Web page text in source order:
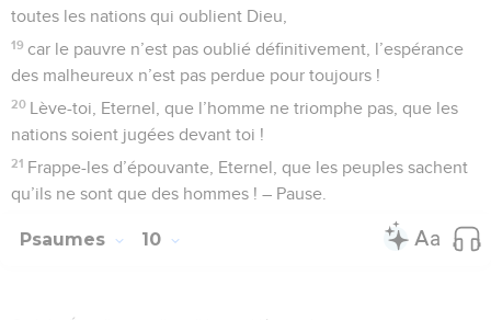
toutes les nations qui oublient Dieu,
19 car le pauvre n’est pas oublié définitivement, l’espérance
des malheureux n’est pas perdue pour toujours !
20 Lève-toi, Eternel, que l’homme ne triomphe pas, que les
nations soient jugées devant toi !
21 Frappe-les d’épouvante, Eternel, que les peuples sachent
qu’ils ne sont que des hommes ! – Pause.
Psaumes 10